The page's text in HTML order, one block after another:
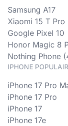
Samsung A17
Xiaomi 15 T Pro
Google Pixel 10
Honor Magic 8
Nothing Phone
IPHONE
iPhone 17 Pro
iPhone 17 Pro
iPhone 17
iPhone 17e